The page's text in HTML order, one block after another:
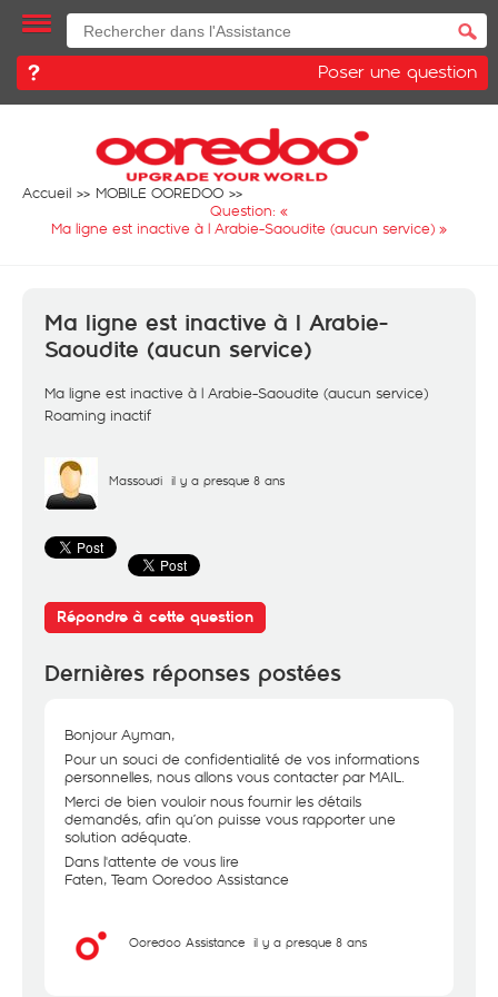
Poser une question
Accueil
MOBILE OOREDOO
Question: «
Ma ligne est inactive à l Arabie-Saoudite (aucun service) »
Ma ligne est inactive à l Arabie-
Saoudite (aucun service)
Ma ligne est inactive à l Arabie-Saoudite (aucun service)
Roaming inactif
Massoudi il y a presque 8 ans
Répondre à cette question
Dernières réponses postées
Bonjour Ayman,
Pour un souci de confidentialité de vos informations
personnelles, nous allons vous contacter par MAIL.
Merci de bien vouloir nous fournir les détails
demandés, afin qu’on puisse vous rapporter une
solution adéquate.
Dans l'attente de vous lire
Faten, Team Ooredoo Assistance
Ooredoo Assistance il y a presque 8 ans